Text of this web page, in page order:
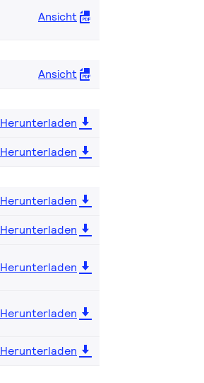
Ansicht
Ansicht
Herunterladen
Herunterladen
Herunterladen
Herunterladen
Herunterladen
Herunterladen
Herunterladen